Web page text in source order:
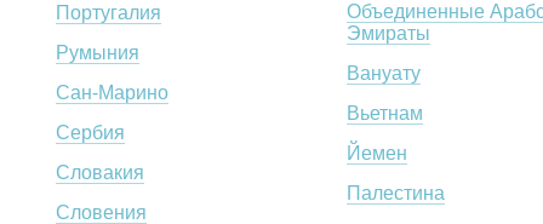
Португалия
Румыния
Сан-Марино
Сербия
Словакия
Словения
Объединенные
Эмираты
Вануату
Вьетнам
Йемен
Палестина